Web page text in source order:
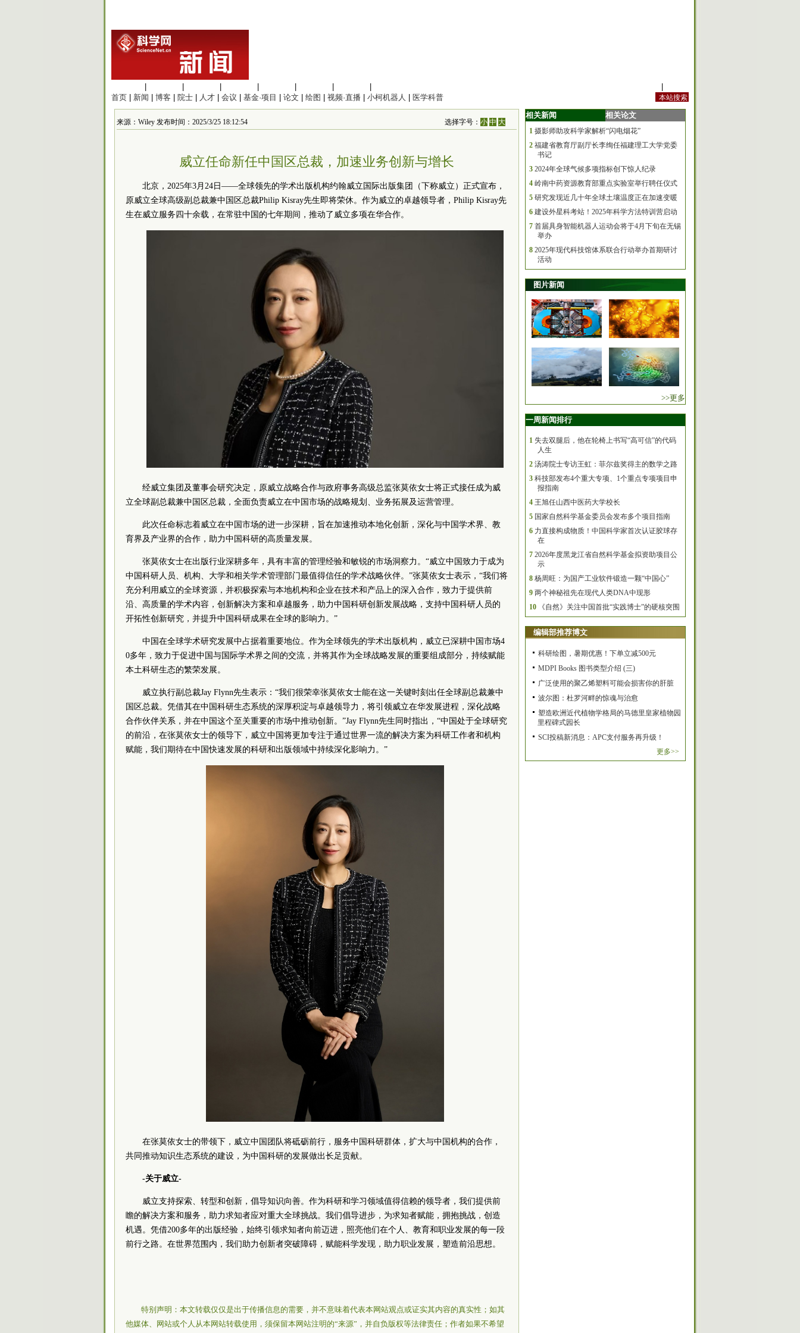
首页
新闻 博客 院士 人才 会议 基金·项目 论文 绘图 视频·直播 小柯机器人 医学科普
来源：Wiley 发布时间：2025/3/25 18:12:54 选择字号：小 中 大
威立任命新任中国区总裁，加速业务创新与增长
北京，2025年3月24日——全球领先的学术出版机构约翰威立国际出版集团（下称威立）正式宣布，
原威立全球高级副总裁兼中国区总裁Philip Kisray先生即将荣休。作为威立的卓越领导者，Philip Kisray先
生在威立服务四十余载，在常驻中国的七年期间，推动了威立多项在华合作。
经威立集团及董事会研究决定，原威立战略合作与政府事务高级总监张莫依女士将正式接任成为威
立全球副总裁兼中国区总裁，全面负责威立在中国市场的战略规划、业务拓展及运营管理。
此次任命标志着威立在中国市场的进一步深耕，旨在加速推动本地化创新，深化与中国学术界、教
育界及产业界的合作，助力中国科研的高质量发展。
张莫依女士在出版行业深耕多年，具有丰富的管理经验和敏锐的市场洞察力。“威立中国致力于成为
中国科研人员、机构、大学和相关学术管理部门最值得信任的学术战略伙伴。”张莫依女士表示，“我们将
充分利用威立的全球资源，并积极探索与本地机构和企业在技术和产品上的深入合作，致力于提供前
沿、高质量的学术内容，创新解决方案和卓越服务，助力中国科研创新发展战略，支持中国科研人员的
开拓性创新研究，并提升中国科研成果在全球的影响力。”
中国在全球学术研究发展中占据着重要地位。作为全球领先的学术出版机构，威立已深耕中国市场4
0多年，致力于促进中国与国际学术界之间的交流，并将其作为全球战略发展的重要组成部分，持续赋能
本土科研生态的繁荣发展。
威立执行副总裁Jay Flynn先生表示：“我们很荣幸张莫依女士能在这一关键时刻 出任全球副总裁兼中
国区总裁。凭借其在中国科研生态系统的深厚积淀与卓越领导力，将引领威立在华发展进程，深化战略
合作伙伴关系，并在中国这个至关重要的市场中推动创新。”Jay Flynn先生同时指出，“中国处于全球研究
的前沿，在张莫依女士的领导下，威立中国将更加专注于通过世界一流的解决方案为科研工作者和机构
赋能，我们期待在中国快速发展的科研和出版领域中持续深化影响力。”
在张莫依女士的带领下，威立中国团队将砥砺前行，服务中国科研群体，扩大与中国机构的合作，
共同推动知识生态系统的建设，为中国科研的发展做出长足贡献。
-关于威立-
威立支持探索、转型和创新，倡导知识向善。作为科研和学习领域值得信赖的领导者，我们提供前
瞻的解决方案和服务，助力求知者应对重大全球挑战。我们倡导进步，为求知者赋能，拥抱挑战，创造
机遇。凭借200多年的出版经验，始终引领求知者向前迈进，照亮他们在个人、教育和职业发展的每一段
前行之路。在世界范围内，我们助力创新者突破障碍，赋能科学发现，助力职业发展，塑造前沿思想。
特别声明：本文转载仅仅是出于传播信息的需要，并不意味着代表本网站观点或证实其内容的真实性；如其
他媒体、网站或个人从本网站转载使用，须保留本网站注明的“来源”，并自负版权等法律责任；作者如果不希望
相关新闻 相关论文
1 摄影师助攻科学家解析“闪电烟花”
2 福建省教育厅副厅长李绚任福建理工大学党委
书记
3 2024年全球气候多项指标创下惊人纪录
4 岭南中药资源教育部重点实验室举行聘任仪式
5 研究发现近几十年全球土壤温度正在加速变暖
6 建设外星科考站！2025年科学方法特训营启动
7 首届具身智能机器人运动会将于4月下旬在无锡
举办
8 2025年现代科技馆体系联合行动举办首期研讨
活动
图片新闻
>>更多
一周新闻排行
1 失去双腿后，他在轮椅上书写“高可信”的代码
人生
2 汤涛院士专访王虹：菲尔兹奖得主的数学之路
3 科技部发布4个重大专项、1个重点专项项目申
报指南
4 王旭任山西中医药大学校长
5 国家自然科学基金委员会发布多个项目指南
6 力直接构成物质！中国科学家首次认证胶球存
在
7 2026年度黑龙江省自然科学基金拟资助项目公
示
8 杨周旺：为国产工业软件锻造一颗“中国心”
9 两个神秘祖先在现代人类DNA中现形
10
《自然》关注中国首批“实践博士”的硬核突围
编辑部推荐博文
科研绘图，暑期优惠！下单立减500元
MDPI Books 图书类型介绍 (三)
广泛使用的聚乙烯塑料可能会损害你的肝脏
波尔图：杜罗河畔的惊魂与治愈
塑造欧洲近代植物学格局的马德里皇家植物园
里程碑式园长
SCI投稿新消息：APC支付服务再升级！
更多>>